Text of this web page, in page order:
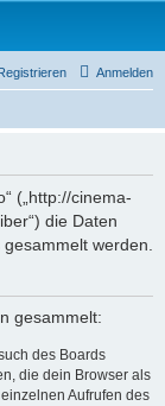
Anmelden
(„http://cinema-
die Daten
werden.
gesammelt:
des Boards
die dein Browser als
Aufrufen des